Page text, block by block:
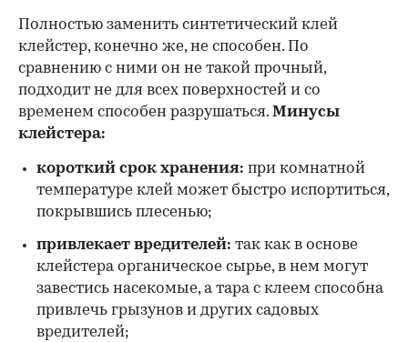
Полностью заменить синтетический клей
клейстер, конечно же, не способен. По
сравнению с ними он не такой прочный,
подходит не для всех поверхностей и со
временем способен разрушаться. Минусы
клейстера:
короткий срок хранения: при комнатной
температуре клей может быстро испортиться,
покрывшись плесенью;
привлекает вредителей: так как в основе
клейстера органическое сырье, в нем могут
завестись насекомые, а тара с клеем способна
привлечь грызунов и других садовых
вредителей;